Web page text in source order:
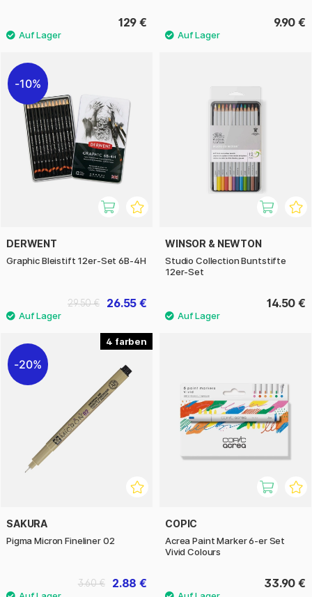
129 € 9.90 €
10%
DERWENT
Graphic Bleistift 12er-Set 6B-4H
26.55 €
29.50 €
WINSOR & NEWTON
Studio Collection Buntstifte
12er-Set
14.50 €
4
20%
SAKURA
Pigma Micron Fineliner 02
2.88 €
3.60 €
COPIC
Acrea Paint Marker 6-er Set
Vivid Colours
33.90 €